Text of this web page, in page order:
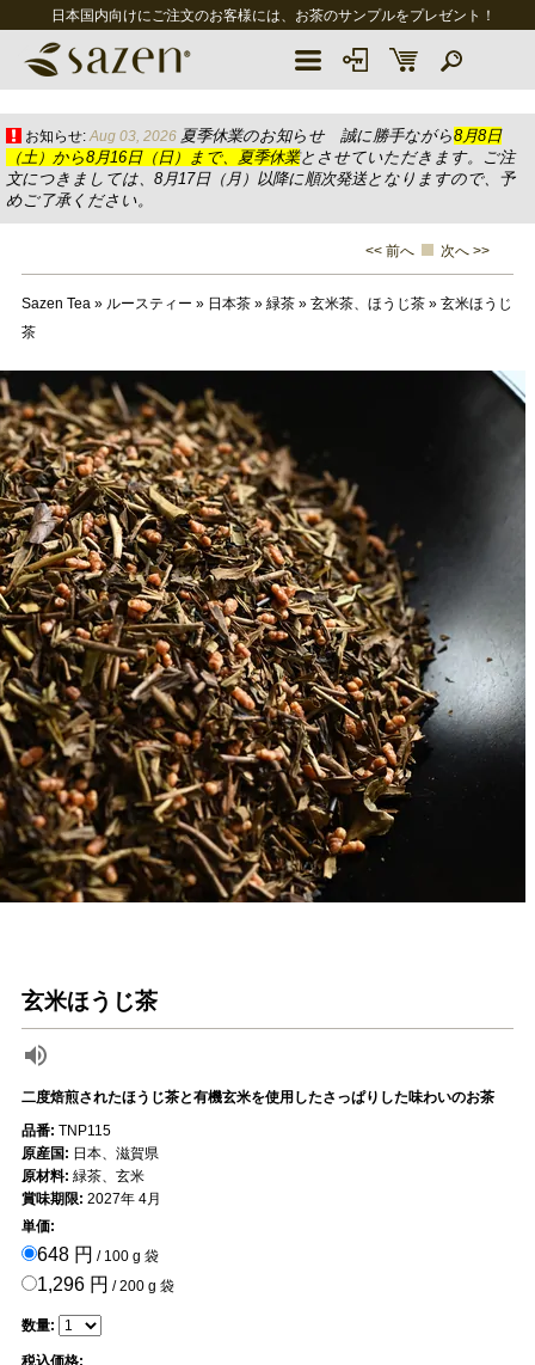
日本国内向けにご注文のお客様には、お茶のサンプルをプレゼント！
お知らせ: Aug 03, 2026 夏季休業のお知らせ 誠に勝手ながら8月8日
（土）から8月16日（日）まで、夏季休業とさせていただきます。ご注
文につきましては、8月17日（月）以降に順次発送となりますので、予
めご了承ください。
<< 前へ 次へ >>
Sazen Tea» ルースティー » 日本茶» 緑茶» 玄米茶、ほうじ茶» 玄米ほうじ
茶
玄米ほうじ茶
二度焙煎されたほうじ茶と有機玄米を使用したさっぱりした味わいのお茶
品番: TNP115
原産国: 日本、滋賀県
原材料: 緑茶、玄米
賞味期限: 2027年 4月
単価:
648 円 / 100 g 袋
1,296 円 / 200 g 袋
数量: